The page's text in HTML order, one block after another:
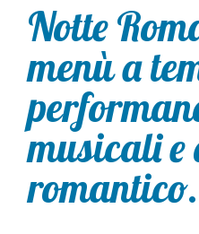
Notte
menù a
musicali e
romantico.